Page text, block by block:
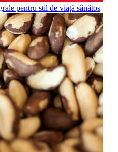
pentru stil de viață sănătos